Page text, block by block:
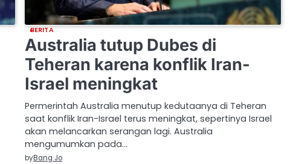
BERITA
Australia tutup Dubes di
Teheran karena konflik Iran-
Israel meningkat
Permerintah Australia menutup kedutaanya di Teheran
saat konflik Iran-Israel terus meningkat, sepertinya Israel
akan melancarkan serangan lagi. Australia
mengumumkan pada…
byBang Jo